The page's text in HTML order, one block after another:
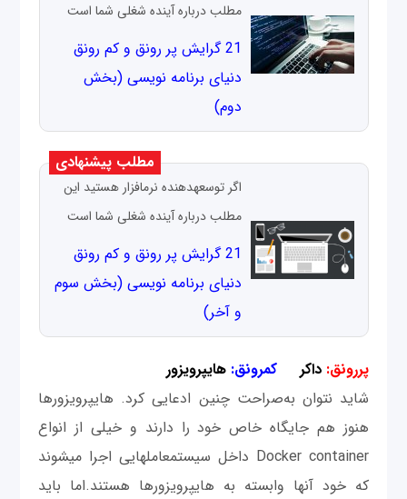
مطلب درباره آینده شغلی شما است
21 گرایش پر رونق و کم رونق
دنیای برنامه نویسی (بخش
دوم)
مطلب پیشنهادی
اگر توسعه‎دهنده نرم‎افزار هستید این
مطلب درباره آینده شغلی شما است
21 گرایش پر رونق و کم رونق
دنیای برنامه نویسی (بخش سوم
و آخر)
پررونق: داکر کم‎رونق:
هایپرویزور
شاید نتوان به‌صراحت چنین ادعایی کرد. هایپرویزورها
هنوز هم جایگاه خاص خود را دارند و خیلی از انواع
Docker container داخل سیستم‎عامل‎هایی اجرا می‎شوند
که خود آن‎ها وابسته به هایپرویزورها هستند.اما باید